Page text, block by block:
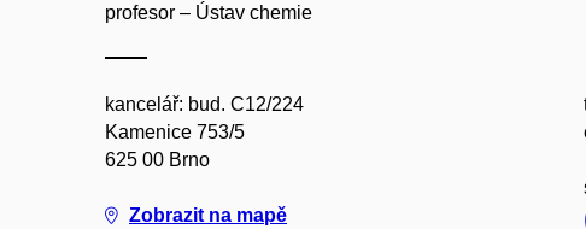
profesor – Ústav chemie
kancelář: bud. C12/224
Kamenice 753/5
625 00 Brno
Zobrazit na mapě